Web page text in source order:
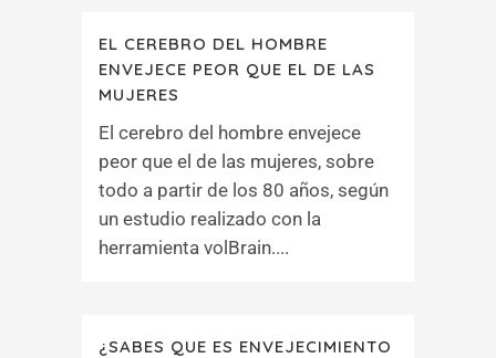
EL CEREBRO DEL HOMBRE
ENVEJECE PEOR QUE EL DE LAS
MUJERES
El cerebro del hombre envejece
peor que el de las mujeres, sobre
todo a partir de los 80 años, según
un estudio realizado con la
herramienta volBrain....
¿SABES QUE ES ENVEJECIMIENTO